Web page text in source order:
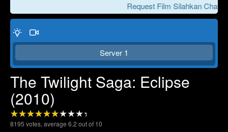
Request Film Silahkan Chat
Server 1
The Twilight Saga: Eclipse
(2010)
8195 votes, average 6.2 out of 10